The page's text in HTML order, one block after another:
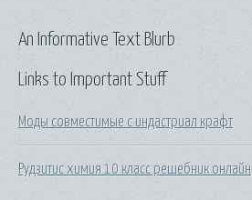
Links to Important Stuff
Моды совместимые с индастриал крафт
Рудзитис химия 10 класс решебник онлайн
An Informative Text Blurb